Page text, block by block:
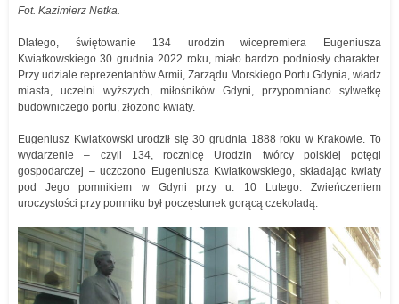
Fot. Kazimierz Netka.
Dlatego, świętowanie 134 urodzin wicepremiera Eugeniusza
Kwiatkowskiego 30 grudnia 2022 roku, miało bardzo podniosły charakter.
Przy udziale reprezentantów Armii, Zarządu Morskiego Portu Gdynia, władz
miasta, uczelni wyższych, miłośników Gdyni, przypomniano sylwetkę
budowniczego portu, złożono kwiaty.
Eugeniusz Kwiatkowski urodził się 30 grudnia 1888 roku w Krakowie. To
wydarzenie – czyli 134, rocznicę Urodzin twórcy polskiej potęgi
gospodarczej – uczczono Eugeniusza Kwiatkowskiego, składając kwiaty
pod Jego pomnikiem w Gdyni przy u. 10 Lutego. Zwieńczeniem
uroczystości przy pomniku był poczęstunek gorącą czekoladą.